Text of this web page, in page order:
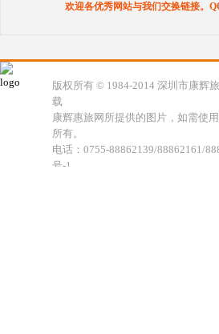
欢迎各优秀网站与我们交换链接。
版权所有 © 1984-2014 深圳市康辉
载
康辉惠旅网所提供的图片，如需使
所有。
电话：0755-88862139/88862161/
号-1